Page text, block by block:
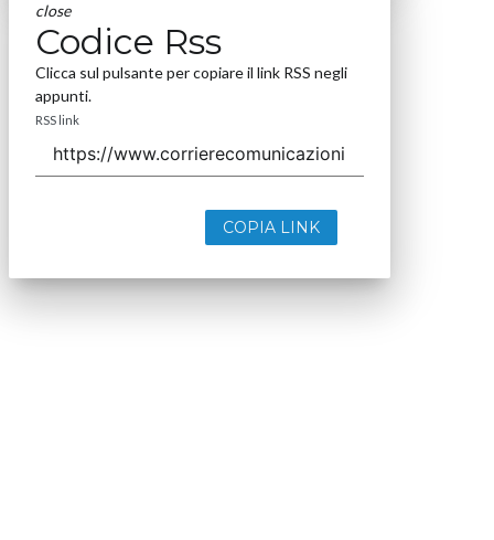
close
Codice Rss
Clicca sul pulsante per copiare il link RSS negli
appunti.
RSS link
COPIA LINK